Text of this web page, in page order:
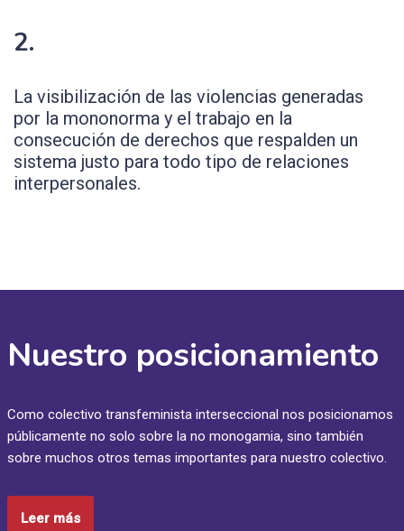
2.
La visibilización de las violencias generadas
por la mononorma y el trabajo en la
consecución de derechos que respalden un
sistema justo para todo tipo de relaciones
interpersonales.
Nuestro posicionamiento
Como colectivo transfeminista interseccional nos posicionamos
públicamente no solo sobre la no monogamia, sino también
sobre muchos otros temas importantes para nuestro colectivo.
Leer más